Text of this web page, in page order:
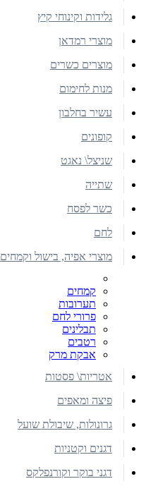
גלידות וקינוחי קיץ
מוצרי רמדאן
מוצרים כשרים
מנות לחימום
עשיר בחלבון
קופונים
שניצל\ נאגט
שתייה
כשר לפסח
לחם
מוצרי אפיה, בישול וקמחים
קמחים
תערובות
פרורי לחם
תבלינים
רטבים
אבקת מרק
אטריות\ פסטות
פיצה ומאפים
גרונולות, שיבולת שועל
דגנים וקטניות
דגני בוקר וקורנפלקס